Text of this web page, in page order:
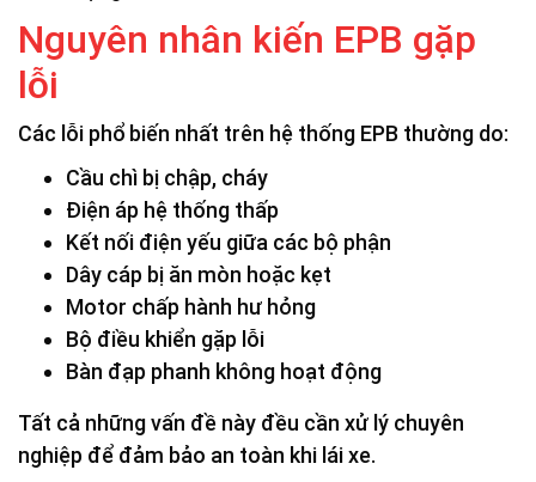
Nguyên nhân kiến EPB gặp
lỗi
Các lỗi phổ biến nhất trên hệ thống EPB thường do:
Cầu chì bị chập, cháy
Điện áp hệ thống thấp
Kết nối điện yếu giữa các bộ phận
Dây cáp bị ăn mòn hoặc kẹt
Motor chấp hành hư hỏng
Bộ điều khiển gặp lỗi
Bàn đạp phanh không hoạt động
Tất cả những vấn đề này đều cần xử lý chuyên
nghiệp để đảm bảo an toàn khi lái xe.